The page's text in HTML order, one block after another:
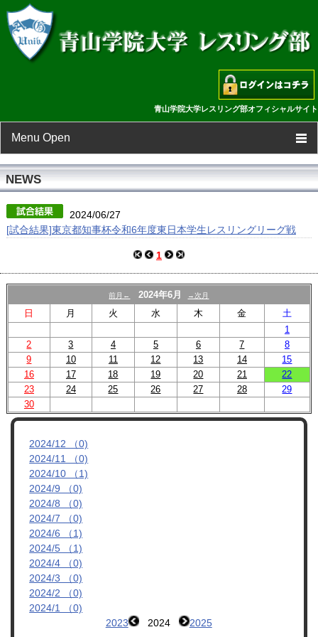
青山学院大学レスリング部オフィシャルサイト
Menu Open
TOP
新着情報
スケジュール
選手一覧
フォトギャラリー
管理者ブログ
OBへのお知らせ
リンク集
NEWS
2024/06/27
[試合結果]東京都知事杯令和6年度東日本学生レスリングリーグ戦
1
前月← 2024年6月 →次月
日 月 火 水 木 金
土
1
2
3 4 5 6 7
8
9
10 11 12 13 14
15
16
17 18 19 20 21
22
23
24 25 26 27 28
29
30
2024/12 （0)
2024/11 （0)
2024/10 （1)
2024/9 （0)
2024/8 （0)
2024/7 （0)
2024/6 （1)
2024/5 （1)
2024/4 （0)
2024/3 （0)
2024/2 （0)
2024/1 （0)
2023
2024 2025